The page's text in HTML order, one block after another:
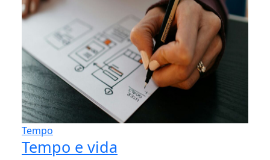
Tempo
Tempo e vida